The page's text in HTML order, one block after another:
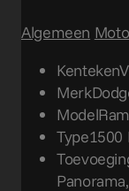
Algemeen
Kenteken
Merk
ModelRam
Type1500